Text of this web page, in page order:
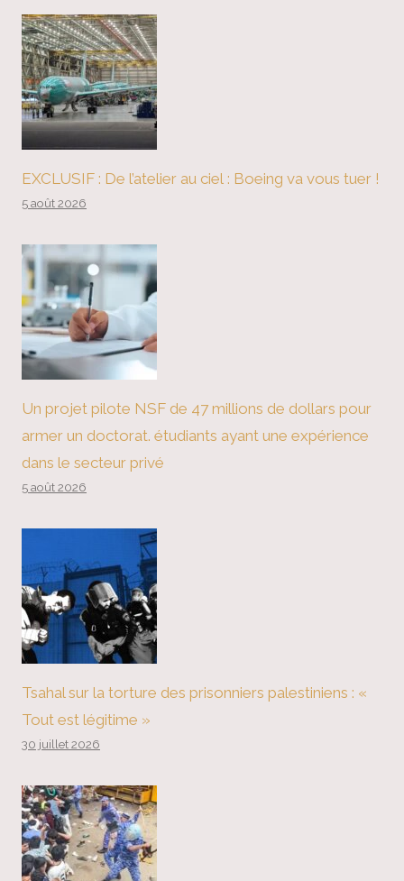
EXCLUSIF : De l’atelier au ciel : Boeing va vous tuer !
5 août 2026
Un projet pilote NSF de 47 millions de dollars pour
armer un doctorat. étudiants ayant une expérience
dans le secteur privé
5 août 2026
Tsahal sur la torture des prisonniers palestiniens : «
Tout est légitime »
30 juillet 2026